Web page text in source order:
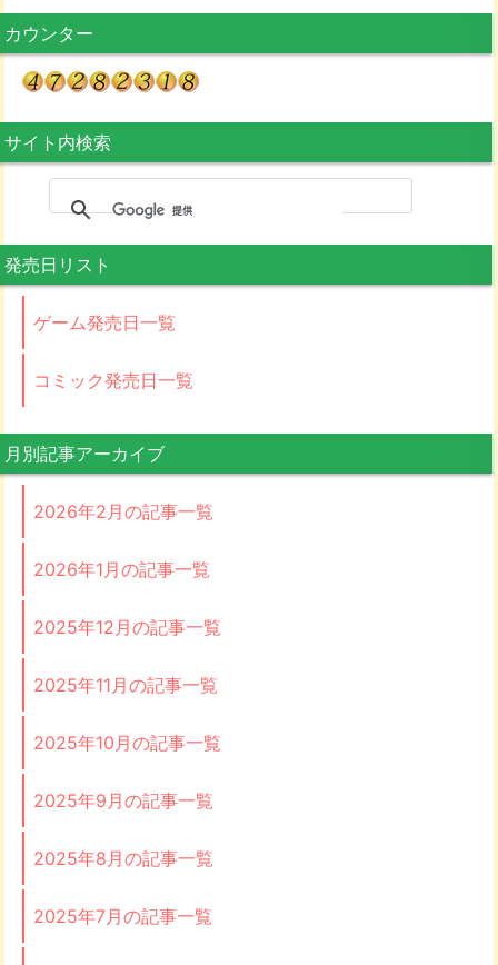
カウンター
サイト内検索
発売日リスト
ゲーム発売日一覧
コミック発売日一覧
月別記事アーカイブ
2026年2月の記事一覧
2026年1月の記事一覧
2025年12月の記事一覧
2025年11月の記事一覧
2025年10月の記事一覧
2025年9月の記事一覧
2025年8月の記事一覧
2025年7月の記事一覧